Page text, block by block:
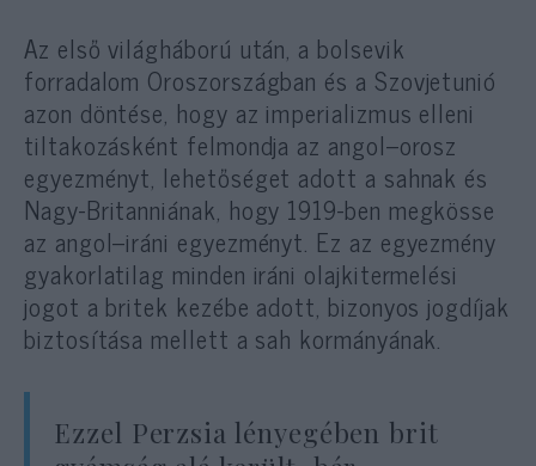
Az első világháború után, a bolsevik
forradalom Oroszországban és a Szovjetunió
azon döntése, hogy az imperializmus elleni
tiltakozásként felmondja az angol–orosz
egyezményt, lehetőséget adott a sahnak és
Nagy-Britanniának, hogy 1919-ben megkösse
az angol–iráni egyezményt. Ez az egyezmény
gyakorlatilag minden iráni olajkitermelési
jogot a britek kezébe adott, bizonyos jogdíjak
biztosítása mellett a sah kormányának.
Ezzel Perzsia lényegében brit